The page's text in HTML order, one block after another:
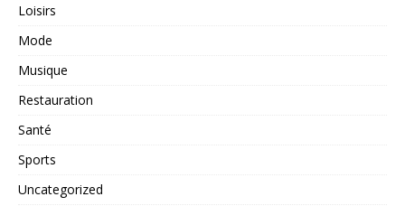
Loisirs
Mode
Musique
Restauration
Santé
Sports
Uncategorized